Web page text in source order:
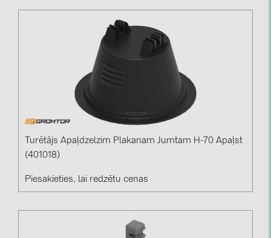
Turētājs Apaļdzelzim Plakanam Jumtam H-70 Apaļst
(401018)
Piesakieties, lai redzētu cenas